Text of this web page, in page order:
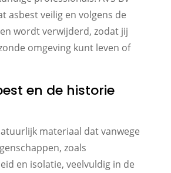
asbest veilig en volgens de
wordt verwijderd, zodat jij
omgeving kunt leven of
en de historie
materiaal dat vanwege
zoals
en isolatie, veelvuldig in de